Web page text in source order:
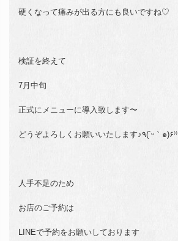
硬くなって痛みが出る方にも良いですね♡
検証を終えて
7月中旬
正式にメニューに導入致します〜
どうぞよろしくお願いいたします♪٩(´ᵕ｀๑)۶⁾⁾
人手不足のため
お店のご予約は
LINEで予約をお願いしております